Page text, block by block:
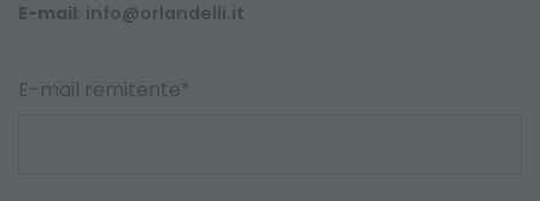
E-mail: info@orlandelli.it
E-mail remitente*